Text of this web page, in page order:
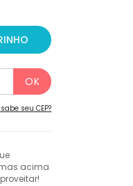
seu CEP?
mas acima